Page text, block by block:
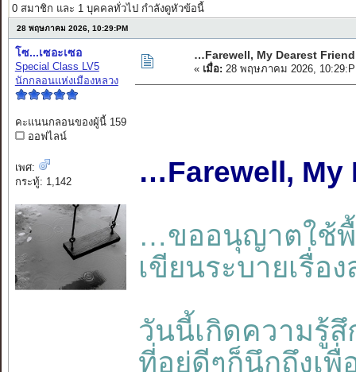
0 สมาชิก และ 1 บุคคลทั่วไป กำลังดูหัวข้อนี้
28 พฤษภาคม 2026, 10:29:PM
โซ...เซอะเซอ
Special Class LV5
นักกลอนแห่งเมืองหลวง
คะแนนกลอนของผู้นี้ 159
ออฟไลน์
เพศ:
กระทู้: 1,142
…Farewell, My Dearest
« เมื่อ: 28 พฤษภาคม 2026,
…Farewell, My
…ขออนุญาตใช้พื้
เขียนระบายเรื่อ
วันนี้เกิดความรู้
ที่อยู่ดีๆก็นึกถึงเ